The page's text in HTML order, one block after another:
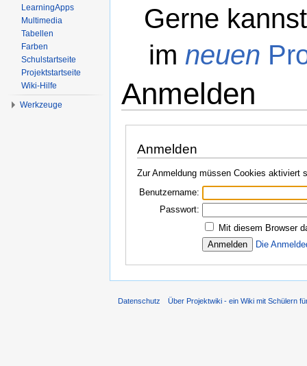
Gerne
im neuen
Anmelden
Anmelden
Zur Anmeldung müssen Cookies aktiviert
Benutzername:
Passwort:
Mit diesem Browser
Die
LearningApps
Multimedia
Tabellen
Farben
Schulstartseite
Projektstartseite
Wiki-Hilfe
Werkzeuge
Datenschutz Über Projektwiki - ein Wiki mit Schülern